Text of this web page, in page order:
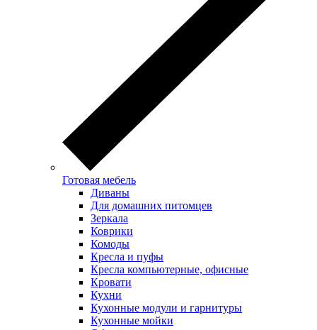
Готовая мебель
Диваны
Для домашних питомцев
Зеркала
Коврики
Комоды
Кресла и пуфы
Кресла компьютерные, офисные
Кровати
Кухни
Кухонные модули и гарнитуры
Кухонные мойки